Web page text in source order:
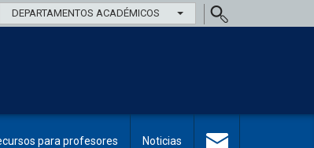
DEPARTAMENTOS ACADÉMICOS
para profesores Noticias